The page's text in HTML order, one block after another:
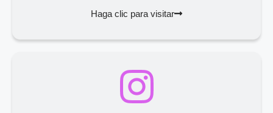
Haga clic para visitar